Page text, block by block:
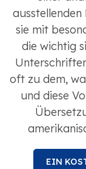
sie mit
die wichtig
oft zu dem,
und diese
EIN